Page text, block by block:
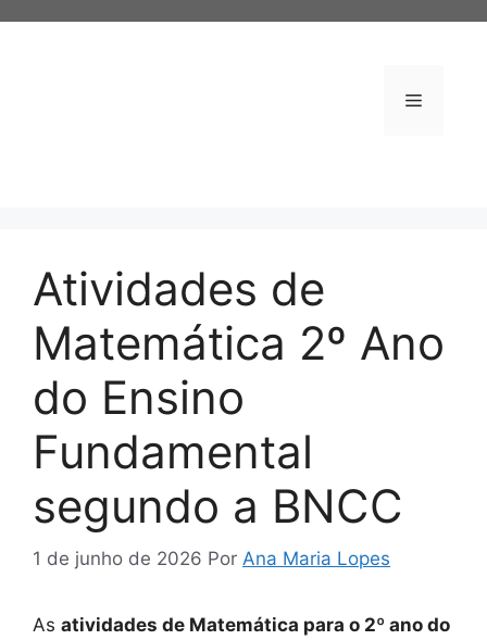
Menu
Atividades de
Matemática 2º Ano
do Ensino
Fundamental
segundo a BNCC
1 de junho de 2026 Por Ana Maria Lopes
As atividades de Matemática para o 2º ano do